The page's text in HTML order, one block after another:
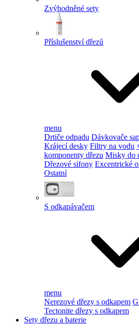
Zvýhodněné sety
Příslušenství dřezů
menu
Drtiče odpadu Dávkovače
Krájecí desky Filtry na vodu
komponenty dřezu Misky do
Dřezové sifony Excentrické
Ostatní
S odkapávačem
menu
Nerezové dřezy s odkapem
Tectonite dřezy s odkapem
Sety dřezu a baterie